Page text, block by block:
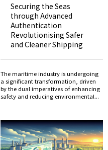
Securing the Seas
through Advanced
Authentication
Revolutionising Safer
and Cleaner Shipping
The maritime industry is undergoing
a significant transformation, driven
by the dual imperatives of enhancing
safety and reducing environmental...